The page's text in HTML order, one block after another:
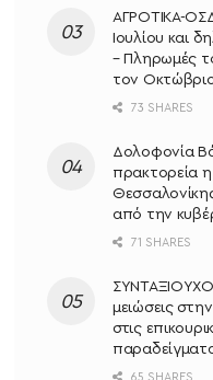
ΑΓΡΟΤΙΚΑ-
Ιουλίου και
– Πληρωμές
τον
73 SHARES
Δολοφονία
πρακτορεία
από την
71 SHARES
μειώσεις
στις
65 SHARES